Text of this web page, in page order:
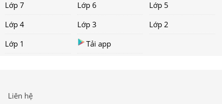
Lớp 7
Lớp 6
Lớp 5
Lớp 4
Lớp 3
Lớp 2
Lớp 1
Tải app
Liên hệ